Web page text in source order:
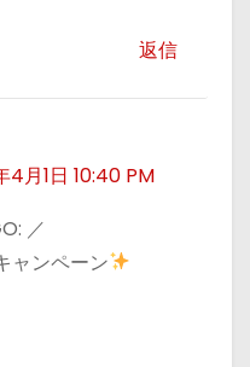
返信
4月1日 10:40 PM
／
ャンペーン